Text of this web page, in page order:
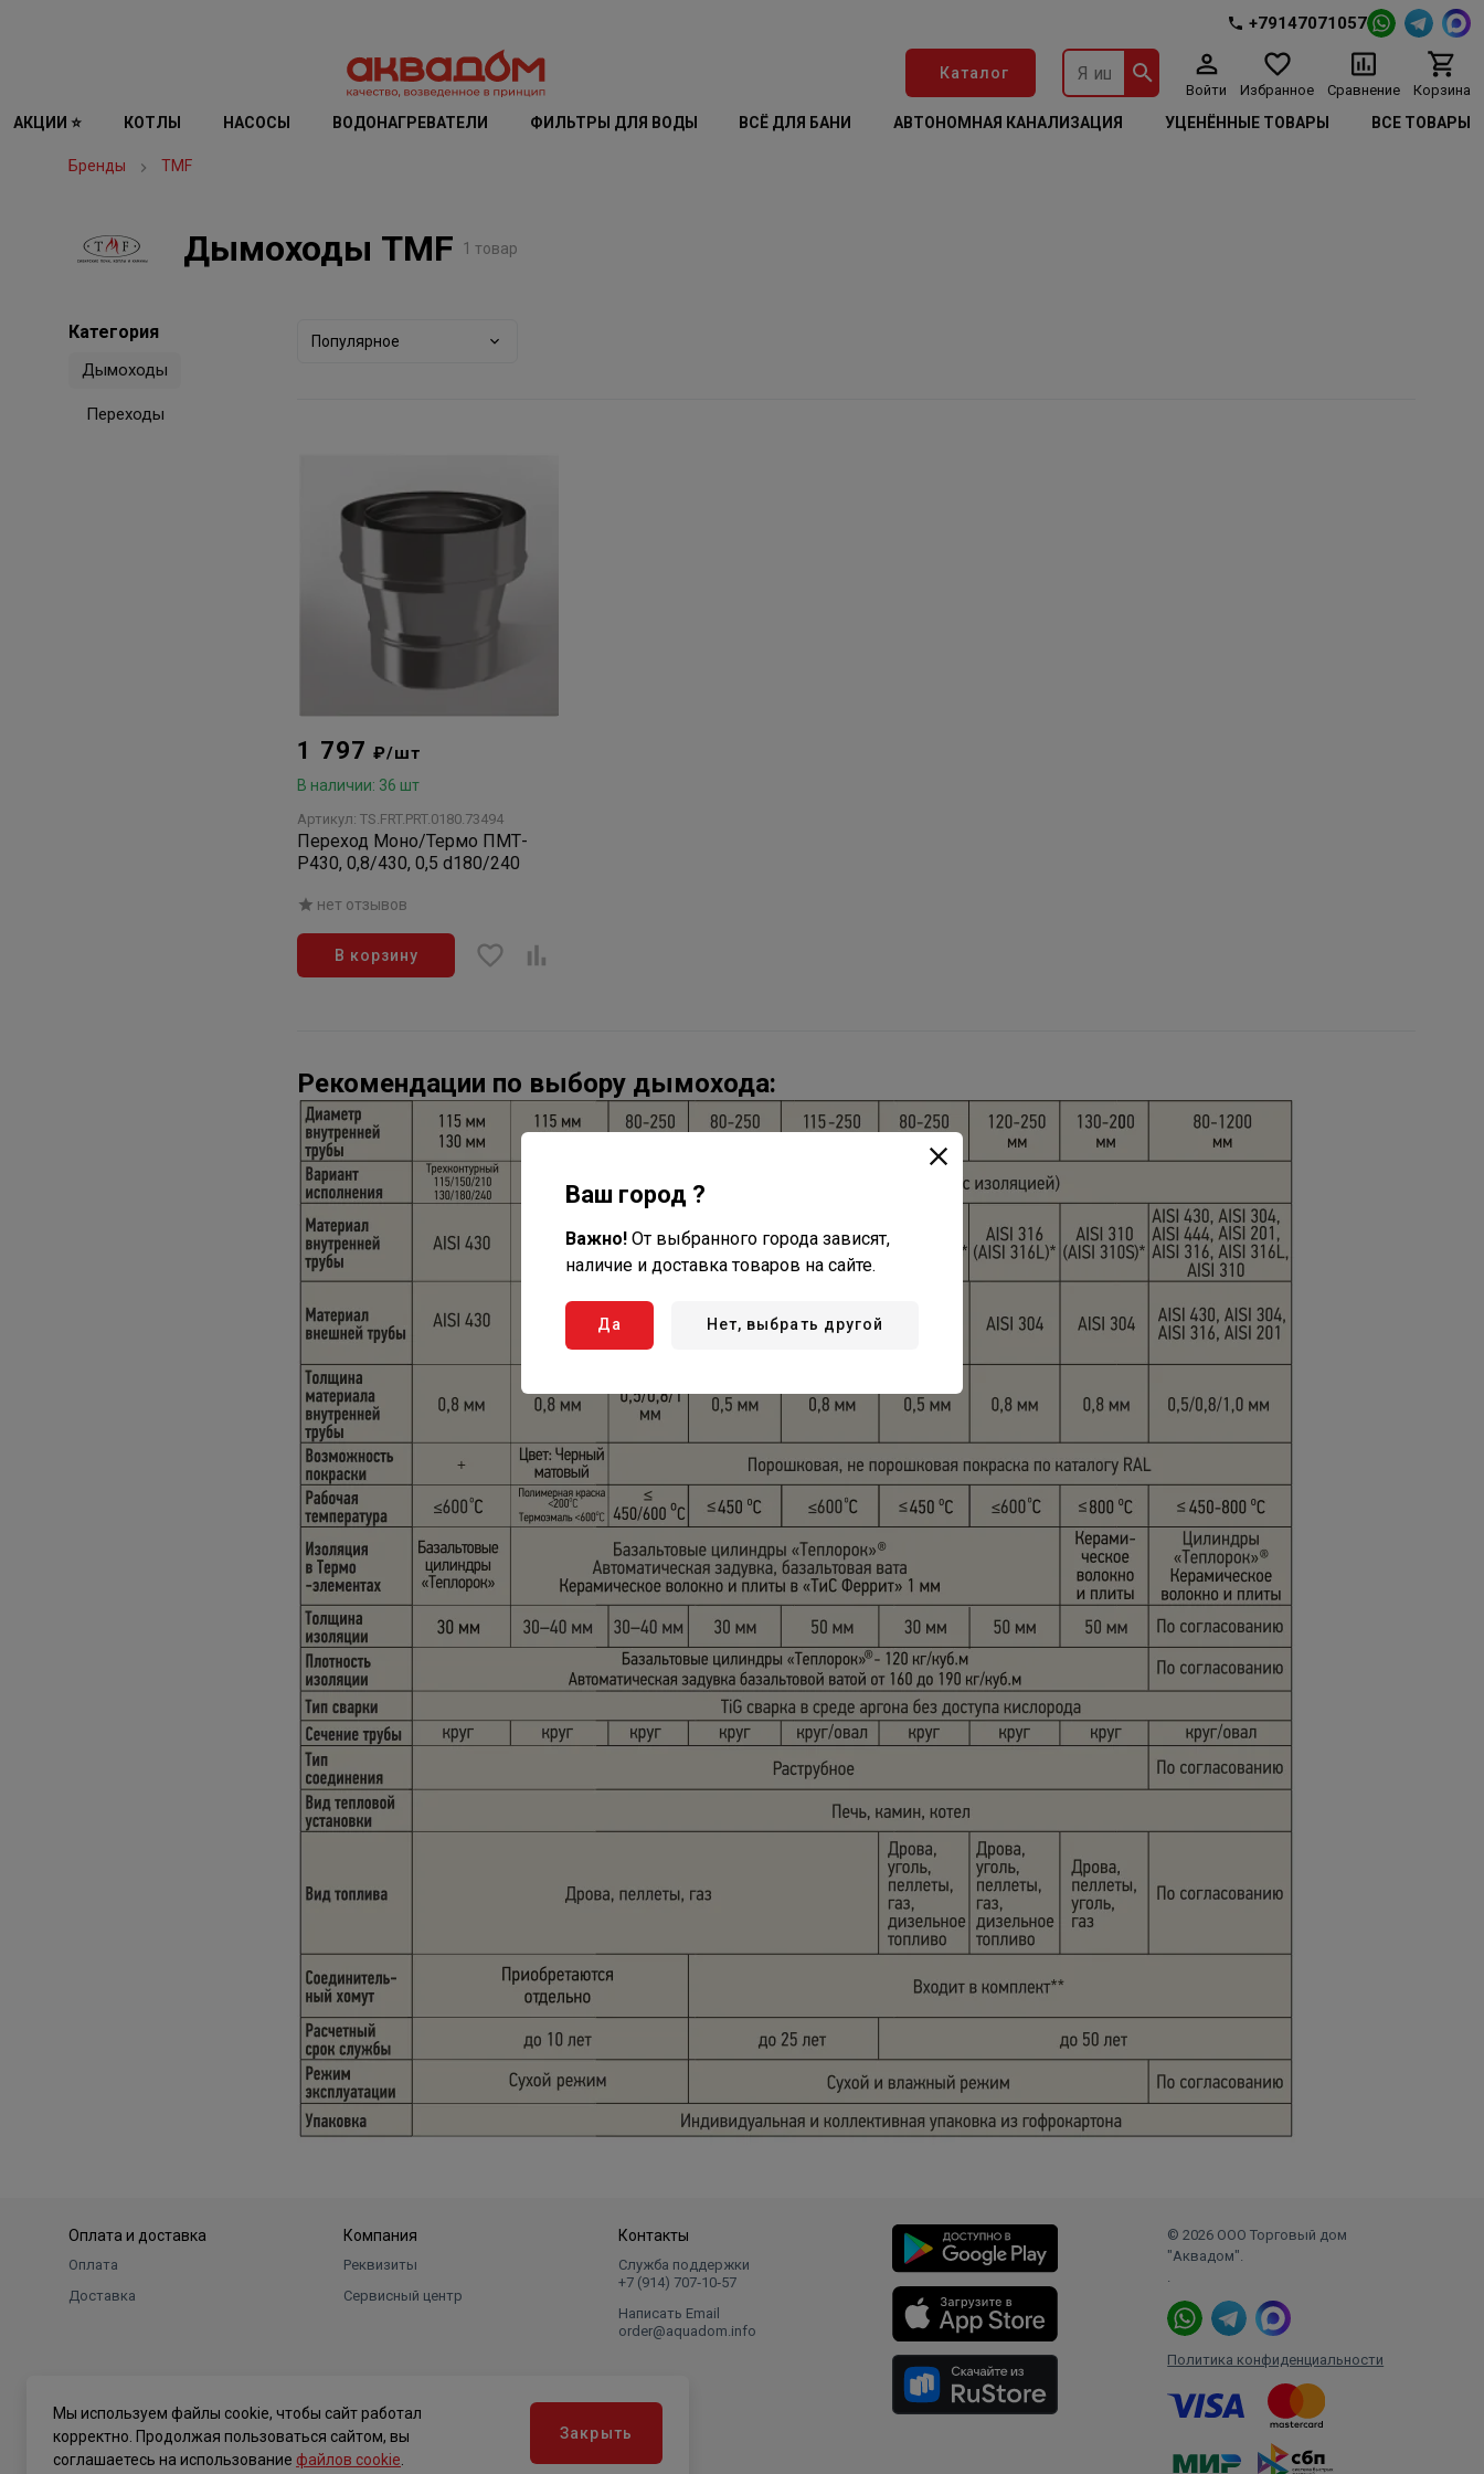
+79147071057
Каталог
Войти Избранное Сравнение Корзина
АКЦИИ ⭐ КОТЛЫ НАСОСЫ ВОДОНАГРЕВАТЕЛИ ФИЛЬТРЫ ДЛЯ ВОДЫ ВСЁ ДЛЯ БАНИ АВТОНОМНАЯ КАНАЛИЗАЦИЯ УЦЕНЁННЫЕ ТОВАРЫ ВСЕ ТОВАРЫ
Бренды TMF
Дымоходы TMF 1 товар
Категория
Дымоходы
Переходы
Популярное
1 797 ₽/шт
В наличии: 36 шт
Артикул: TS.FRT.PRT.0180.73494
Переход Моно/Термо ПМТ-
Р430, 0,8/430, 0,5 d180/240
нет отзывов
В корзину
Рекомендации по выбору дымохода:
Оплата и доставка
Оплата
Доставка
Компания
Реквизиты
Сервисный центр
Контакты
Служба поддержки
+7 (914) 707‑10‑57
Написать Email
order@aquadom.info
© 2026 ООО Торговый дом
"Аквадом".
.
Политика конфиденциальности
Ваш город ?
Важно! От выбранного города зависят,
наличие и доставка товаров на сайте.
Да Нет, выбрать другой
Мы используем файлы cookie, чтобы сайт работал
корректно. Продолжая пользоваться сайтом, вы
соглашаетесь на использование файлов cookie
Закрыть